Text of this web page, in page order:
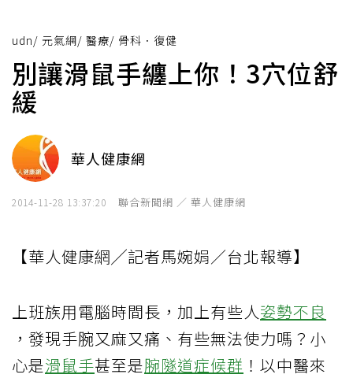
udn/ 元氣網/ 醫療/ 骨科．復健
別讓滑鼠手纏上你！3穴位舒
緩
華人健康網
2014-11-28 13:37:20 聯合新聞網 ／ 華人健康網
【華人健康網╱記者馬婉娟／台北報導】
上班族用電腦時間長，加上有些人姿勢不良
，發現手腕又麻又痛、有些無法使力嗎？小
心是滑鼠手甚至是腕隧道症候群 ！以中醫來